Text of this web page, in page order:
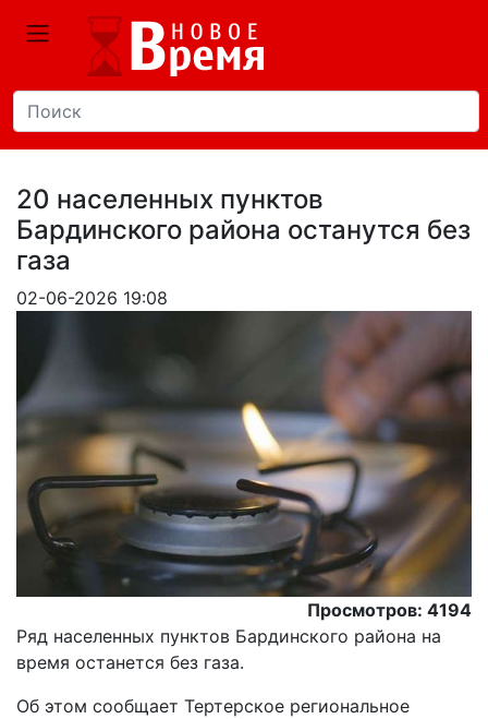
20 населенных пунктов
Бардинского района останутся без
газа
02-06-2026 19:08
Просмотров: 4194
Ряд населенных пунктов Бардинского района на
время останется без газа.
Об этом сообщает Тертерское региональное